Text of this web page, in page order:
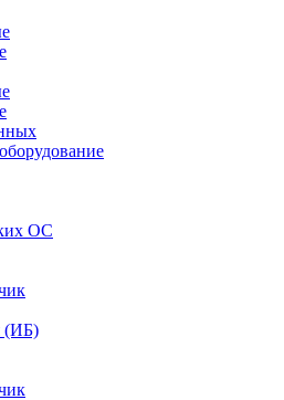
ОС
(ИБ)